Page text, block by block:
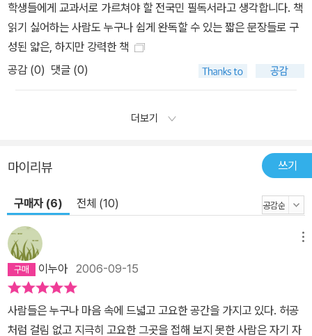
학생들에게 교과서로 가르쳐야 할 전국민 필독서라고 생각합니다. 책
읽기 싫어하는 사람도 누구나 쉽게 완독할 수 있는 짧은 문장들로 구
성된 얇은, 하지만 강력한 책
공감 (0) 댓글 (0)
더보기
마이리뷰 쓰기
구매자 (6) 전체 (10)
이누아2006-09-15
사람들은 누구나 마음 속에 드넓고 고요한 공간을 가지고 있다. 허공
처럼 걸림 없고 지극히 고요한 그곳을 접해 보지 못한 사람은 자기 자